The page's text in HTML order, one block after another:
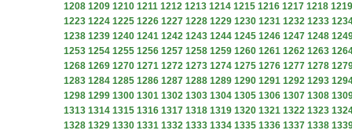
1208 1209 1210 1211 1212 1213 1214 1215 1216 1217 1218 1219
1223 1224 1225 1226 1227 1228 1229 1230 1231 1232 1233
1238 1239 1240 1241 1242 1243 1244 1245 1246 1247 1248
1253 1254 1255 1256 1257 1258 1259 1260 1261 1262 1263
1268 1269 1270 1271 1272 1273 1274 1275 1276 1277 1278
1283 1284 1285 1286 1287 1288 1289 1290 1291 1292 1293
1298 1299 1300 1301 1302 1303 1304 1305 1306 1307 1308
1313 1314 1315 1316 1317 1318 1319 1320 1321 1322 1323
1328 1329 1330 1331 1332 1333 1334 1335 1336 1337 1338